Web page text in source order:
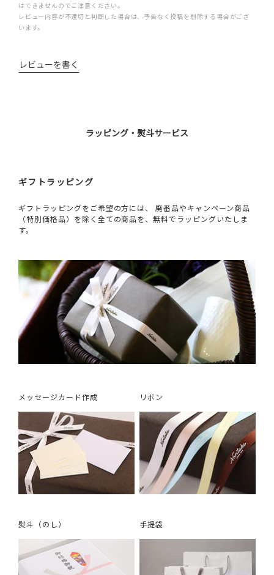
はできませんのでご注意ください。
レビュー内容が不適切と判断した場合は、予告なく投稿を削除する場合がござ
います。
レビューを書く
ラッピング・熨斗サービス
ギフトラッピング
ギフトラッピングをご希望の方には、 廃番品やキャンペーン商品
（特別価格品）を除く全ての商品を、無料でラッピングいたしま
す。
メッセージカード作成 リボン
熨斗（のし） 手提袋